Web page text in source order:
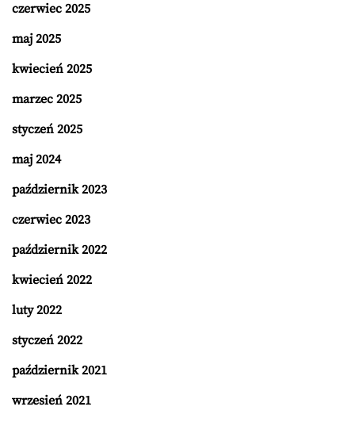
czerwiec 2025
maj 2025
kwiecień 2025
marzec 2025
styczeń 2025
maj 2024
październik 2023
czerwiec 2023
październik 2022
kwiecień 2022
luty 2022
styczeń 2022
październik 2021
wrzesień 2021